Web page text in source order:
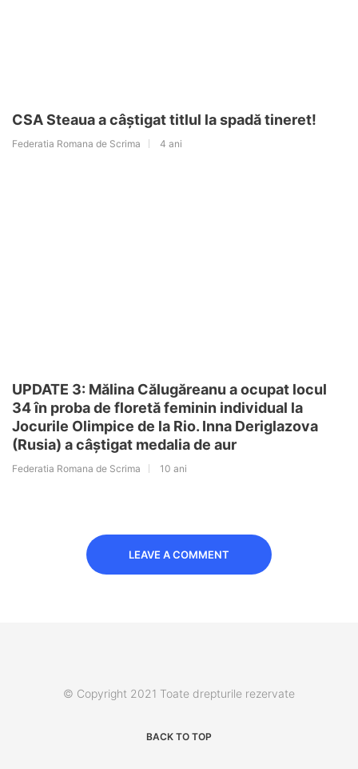
CSA Steaua a câștigat titlul la spadă tineret!
Federatia Romana de Scrima 4 ani
UPDATE 3: Mălina Călugăreanu a ocupat locul
34 în proba de floretă feminin individual la
Jocurile Olimpice de la Rio. Inna Deriglazova
(Rusia) a câștigat medalia de aur
Federatia Romana de Scrima 10 ani
LEAVE A COMMENT
© Copyright 2021 Toate drepturile rezervate
BACK TO TOP